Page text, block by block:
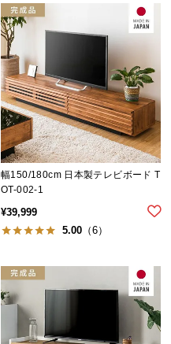
幅150/180cm 日本製テレビボード T
OT-002-1
¥39,999
5.00 （6）